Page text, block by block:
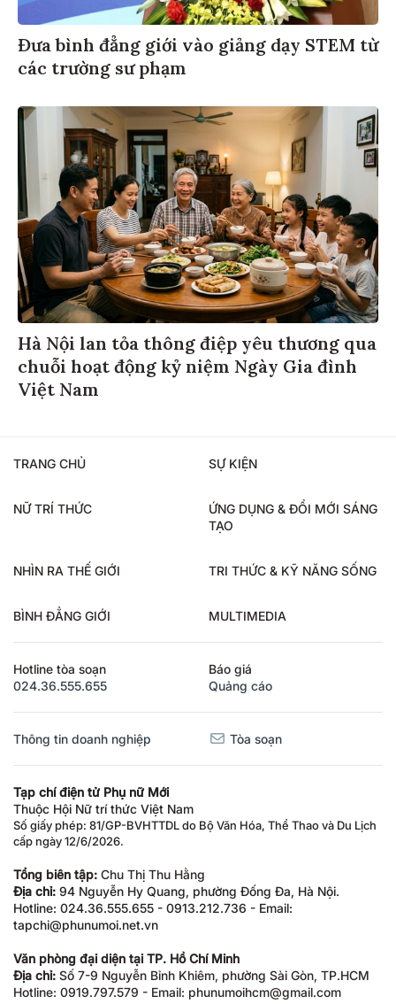
Đưa bình đẳng giới vào giảng dạy STEM từ
các trường sư phạm
Hà Nội lan tỏa thông điệp yêu thương qua
chuỗi hoạt động kỷ niệm Ngày Gia đình
Việt Nam
TRANG CHỦ SỰ KIỆN
NỮ TRÍ THỨC
ỨNG DỤNG & ĐỔI MỚI SÁNG
TẠO
NHÌN RA THẾ GIỚI TRI THỨC & KỸ NĂNG SỐNG
BÌNH ĐẲNG GIỚI MULTIMEDIA
Hotline tòa soạn
024.36.555.655
Báo giá
Quảng cáo
Thông tin doanh nghiệp Tòa soạn
Tạp chí điện tử Phụ nữ Mới
Thuộc Hội Nữ trí thức Việt Nam
Số giấy phép: 81/GP-BVHTTDL do Bộ Văn Hóa, Thể Thao và Du Lịch
cấp ngày 12/6/2026.
Tổng biên tập: Chu Thị Thu Hằng
Địa chỉ: 94 Nguyễn Hy Quang, phường Đống Đa, Hà Nội.
Hotline: 024.36.555.655 - 0913.212.736 - Email:
tapchi@phunumoi.net.vn
Văn phòng đại diện tại TP. Hồ Chí Minh
Địa chỉ: Số 7-9 Nguyễn Bỉnh Khiêm, phường Sài Gòn, TP.HCM
Hotline: 0919.797.579 - Email: phunumoihcm@gmail.com